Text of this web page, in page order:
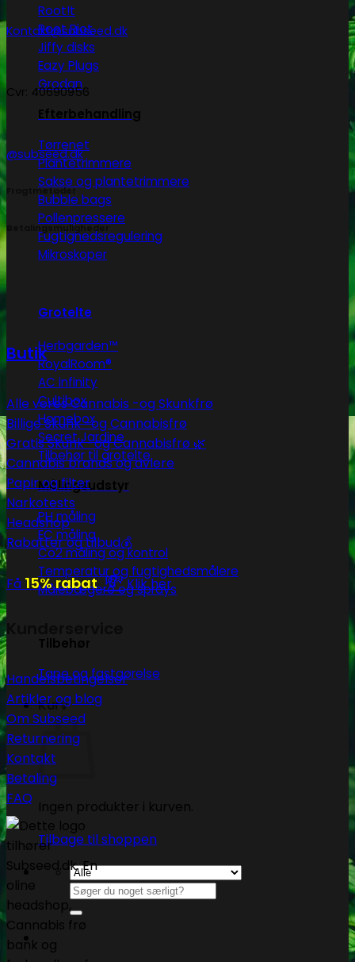
Root!t
Root Riot
Jiffy disks
Eazy Plugs
Grodan
Efterbehandling
Tørrenet
Plantetrimmere
Sakse og plantetrimmere
Bubble bags
Pollenpressere
Fugtighedsregulering
Mikroskoper
Grotelte
Herbgarden™
RoyalRoom®
AC infinity
Cultibox
Homebox
Secret Jardine
Tilbehør til grotelte
Målingsudstyr
PH måling
EC måling
Co2 måling og kontrol
Temperatur og fugtighedsmålere
Målebægere og sprays
Tilbehør
Tape og fastgørelse
Kurv
Ingen produkter i kurven.
Tilbage til shoppen
Søg
efter:
Kontakt@subseed.dk
Cvr: 40690956
@subseed.dk
Fragtmetoder
Betalingsmuligheder
Butik
Alle vores Cannabis -og Skunkfrø
Billige Skunk -og Cannabisfrø
Gratis Skunk -og Cannabisfrø 🌿
Cannabis brands og avlere
Papir og filter
Narkotests
Headshop
Rabatter og tilbud💰
Få 15% rabat 💸Klik her
Handelsbetingelser
Artikler og blog
Om Subseed
Returnering
Kontakt
Betaling
FAQ